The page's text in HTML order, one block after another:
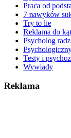
Praca od
7 nawyków
Try to lie
Reklama do
Psycholog
Testy i
Wywiady
Reklama